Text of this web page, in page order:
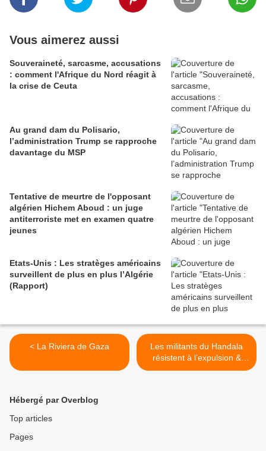
Vous aimerez aussi
Souveraineté, sarcasme, accusations
: comment l'Afrique du Nord réagit à
la crise de Ceuta
Au grand dam du Polisario,
l’administration Trump se rapproche
davantage du MSP
Tentative de meurtre de l'opposant
algérien Hichem Aboud : un juge
antiterroriste met en examen quatre
jeunes
Etats-Unis : Les stratèges américains
surveillent de plus en plus l’Algérie
(Rapport)
< La Riviera de Gaza
Les militants du Handala
résistent à l’expulsion &
prolongent leur grève de la
Hébergé par Overblog
Top articles
Pages